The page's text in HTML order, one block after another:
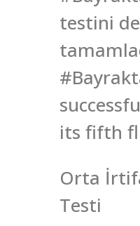
testini
its fifth
Orta
Testi